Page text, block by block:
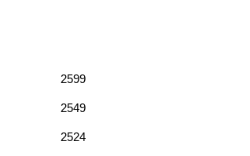
2599
2549
2524